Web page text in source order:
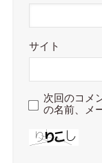
サイト
次回のコメ
の名前、メ